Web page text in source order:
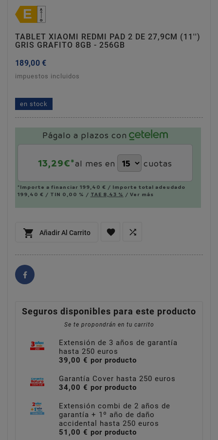
TABLET XIAOMI REDMI PAD 2 DE 27,9CM (11'')
GRIS GRAFITO 8GB - 256GB
189,00 €
impuestos incluidos
grafito 8gb - 256gb
en stock
Págalo a plazos con
13,29€*al mes en cuotas
*Importe a financiar 199,40 € / Importe total adeudado
199,40 € / TIN 0,00 % / TAE 8,43 % / Ver más
 Añadir Al Carrito  
Seguros disponibles para este producto
Se te propondrán en tu carrito
Extensión de 3 años de garantía
hasta 250 euros
39,00 € por producto
Garantía Cover hasta 250 euros
34,00 € por producto
Extensión combi de 2 años de
garantía + 1º año de daño
accidental hasta 250 euros
51,00 € por producto